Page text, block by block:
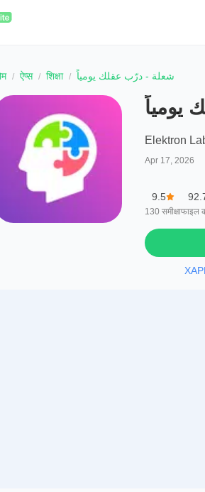
ऐप्स शिक्षा شعلة - درّب عقلك يومياً
يومياً
Elektron
Apr 17, 2026
9.5
130 समीक्षाफाइल